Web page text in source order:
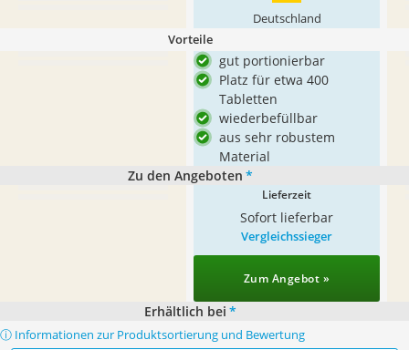
Deutschland
Vorteile
gut portionierbar
Platz für etwa 400
Tabletten
wiederbefüllbar
aus sehr robustem
Material
Zu den Angeboten *
Lieferzeit
Sofort lieferbar
Vergleichssieger
Zum Angebot »
Erhältlich bei *
ⓘ Informationen zur Produktsortierung und Bewertung